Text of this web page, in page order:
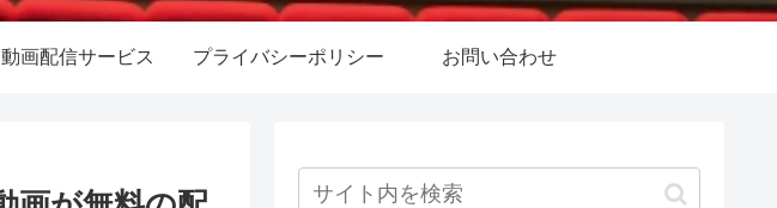
動画配信サービス プライバシーポリシー お問い合わせ